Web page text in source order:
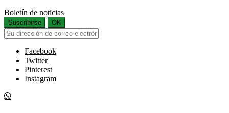
Boletín de noticias
Suscribirse OK
Facebook
Twitter
Pinterest
Instagram